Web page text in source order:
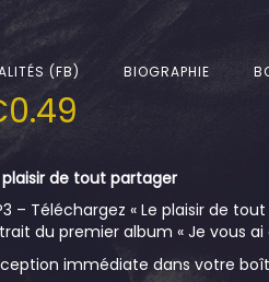
(FB) BIOGRAPHIE
0.49
plaisir de tout partager
– Téléchargez « Le plaisir de
du premier album « Je vous ai
immédiate dans votre